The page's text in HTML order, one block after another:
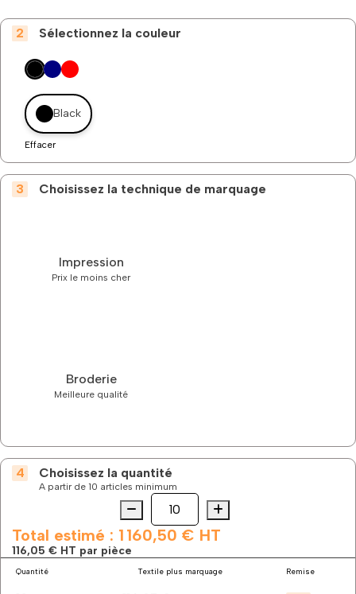
Sélectionnez la couleur
Black
Effacer
Choisissez la technique de marquage
Impression
Prix le moins cher
Broderie
Meilleure qualité
Choisissez la quantité
A partir de 10 articles minimum
Quantité
quantité
La
parka
workwear
amovible
Total estimé : 1 160,50 € HT
116,05 € HT par pièce
Quantité Textile plus marquage Remise